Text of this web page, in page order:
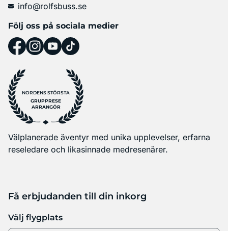
info@rolfsbuss.se
Följ oss på sociala medier
NORDENS STÖRSTA
GRUPPRESE
ARRANGÖR
Välplanerade äventyr med unika upplevelser, erfarna
reseledare och likasinnade medresenärer.
Få erbjudanden till din inkorg
Välj flygplats